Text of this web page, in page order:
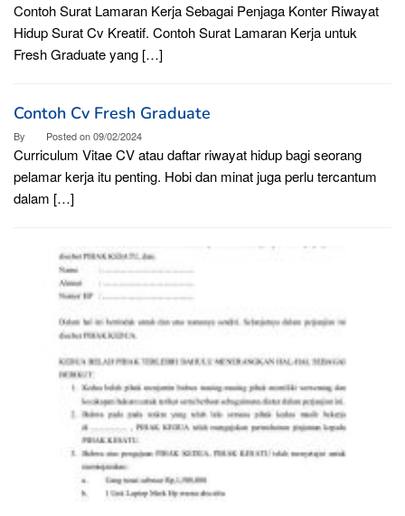
Contoh Surat Lamaran Kerja Sebagai Penjaga Konter Riwayat
Hidup Surat Cv Kreatif. Contoh Surat Lamaran Kerja untuk
Fresh Graduate yang […]
Contoh Cv Fresh Graduate
By Posted on09/02/2024
Curriculum Vitae CV atau daftar riwayat hidup bagi seorang
pelamar kerja itu penting. Hobi dan minat juga perlu tercantum
dalam […]